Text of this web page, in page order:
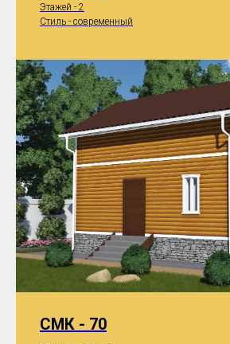
Этажей - 2
Стиль - современный
СМК - 70